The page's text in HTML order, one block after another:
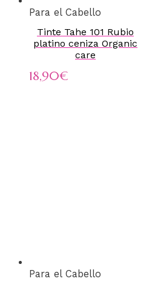
Para el Cabello
Tinte Tahe 101 Rubio
platino ceniza Organic
care
18,90€
Para el Cabello